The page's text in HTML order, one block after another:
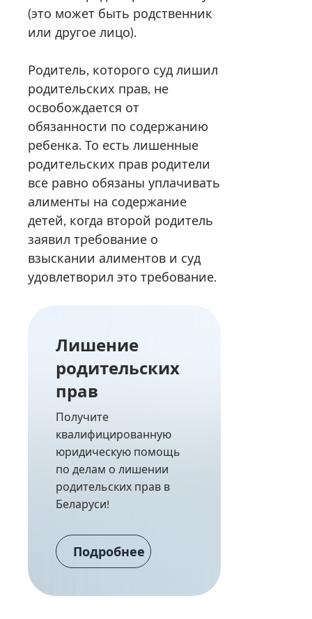
(это может быть родственник
или другое лицо).
Родитель, которого суд лишил
родительских прав, не
освобождается от
обязанности по содержанию
ребенка. То есть лишенные
родительских прав родители
все равно обязаны уплачивать
алименты на содержание
детей, когда второй родитель
заявил требование о
взыскании алиментов и суд
удовлетворил это требование.
Лишение
родительских
прав
Получите
квалифицированную
юридическую помощь
по делам о лишении
родительских прав в
Беларуси!
Подробнее